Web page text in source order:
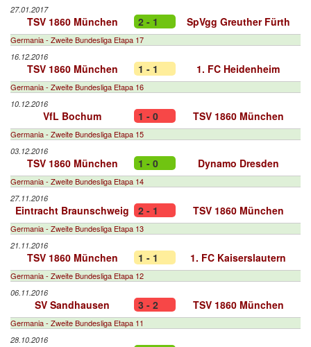
27.01.2017
TSV 1860 München 2 - 1 SpVgg Greuther Fürth
Germania - Zweite Bundesliga Etapa 17
16.12.2016
TSV 1860 München 1 - 1 1. FC Heidenheim
Germania - Zweite Bundesliga Etapa 16
10.12.2016
VfL Bochum 1 - 0 TSV 1860 München
Germania - Zweite Bundesliga Etapa 15
03.12.2016
TSV 1860 München 1 - 0 Dynamo Dresden
Germania - Zweite Bundesliga Etapa 14
27.11.2016
Eintracht Braunschweig 2 - 1 TSV 1860 München
Germania - Zweite Bundesliga Etapa 13
21.11.2016
TSV 1860 München 1 - 1 1. FC Kaiserslautern
Germania - Zweite Bundesliga Etapa 12
06.11.2016
SV Sandhausen 3 - 2 TSV 1860 München
Germania - Zweite Bundesliga Etapa 11
28.10.2016